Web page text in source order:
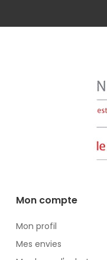
Mon compte
Mon profil
Mes envies